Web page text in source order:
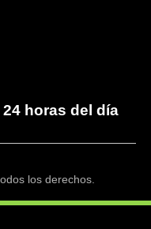
horas del día
los derechos.